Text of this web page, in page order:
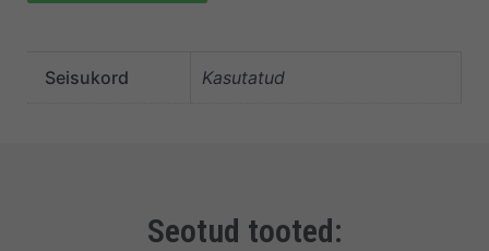
Seisukord Kasutatud
Seotud tooted: